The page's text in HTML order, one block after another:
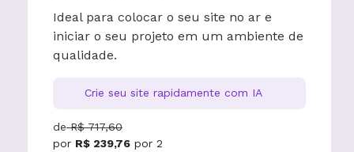
Ideal para colocar o seu site no ar e
iniciar o seu projeto em um ambiente de
qualidade.
Crie seu site rapidamente com IA
de R$ 717,60
por R$ 239,76 por 2